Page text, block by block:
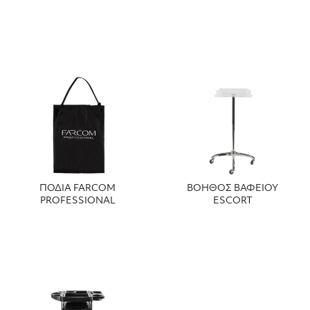
ΠΟΔΙΑ FARCOM
PROFESSIONAL
ΒΟΗΘΟΣ ΒΑΦΕΙΟΥ
ESCORT